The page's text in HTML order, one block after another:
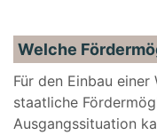
Welche
Für den Einbau
staatliche
Ausgangssituation